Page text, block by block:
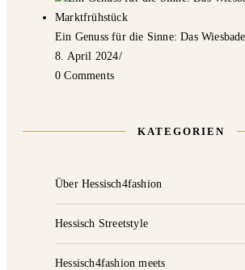
Ein Genuss für die Sinne: Das
8. April 2024/
0 Comments
KATEGORIEN
Über Hessisch4fashion
Hessisch Streetstyle
Hessisch4fashion meets